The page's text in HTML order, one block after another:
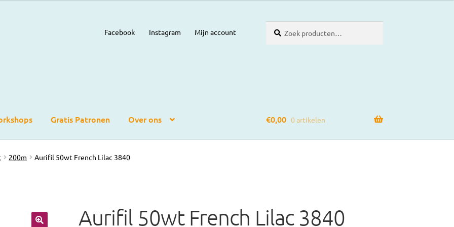
Facebook Instagram Mijn account
naar:
Gratis Patronen Over ons €0,00 0 artikelen
200m Aurifil 50wt French Lilac 3840
Aurifil 50wt French Lilac 3840